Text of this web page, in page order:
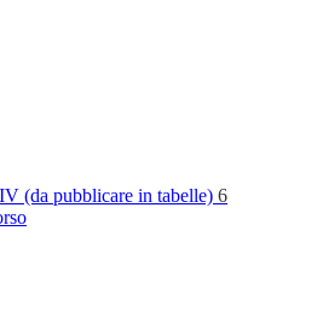
(da pubblicare in tabelle) 6